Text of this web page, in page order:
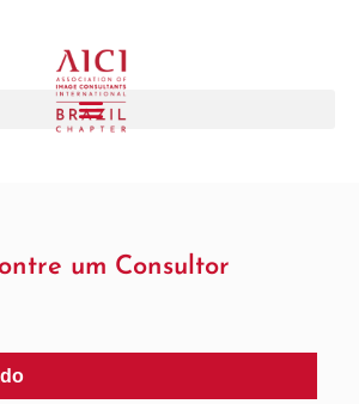
um Consultor